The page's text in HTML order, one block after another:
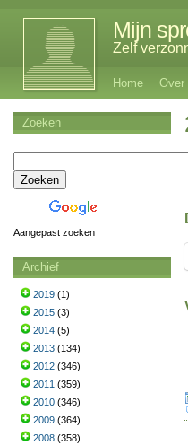
Mijn
Zelf
Home Over
Zoeken
Aangepast zoeken
Archief
2019 (1)
2015 (3)
2014 (5)
2013 (134)
2012 (346)
2011 (359)
2010 (346)
2009 (364)
2008 (358)